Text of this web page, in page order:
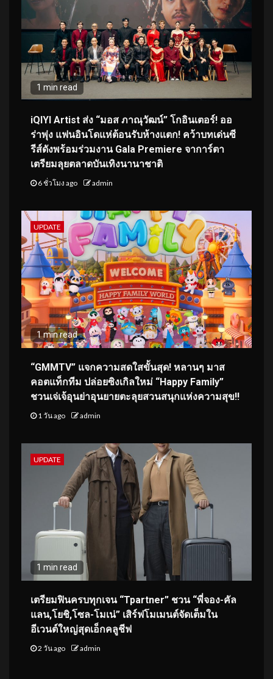
1 min read
iQIYI Artist ส่ง “มอส ภาณุวัฒน์” โกอินเตอร์! ออ
ร่าพุ่ง แฟนอินโดแห่ต้อนรับห้างแตก! คว้าบทเด่นซี
รีส์ดังพร้อมร่วมงาน Gala Premiere จาการ์ตา
เตรียมลุยตลาดบันเทิงนานาชาติ
6 ชั่วโมง ago admin
UPDATE
1 min read
“GMMTV” แจกความสดใสขั้นสุด! หลานๆ มาส
คอตแท็กทีม ปล่อยซิงเกิลใหม่ “Happy Family”
ชวนเจ่เจ้อุนย่าอุนยายตะลุยสวนสนุกแห่งความสุข!!
1 วัน ago admin
UPDATE
1 min read
เตรียมฟินครบทุกเจน “Tpartner” ชวน “พี่จอง-คัล
แลน,โยชิ,โซล-โมเน่” เสิร์ฟโมเมนต์จัดเต็มใน
อีเวนต์ใหญ่สุดเอ็กคลูชีฟ
2 วัน ago admin